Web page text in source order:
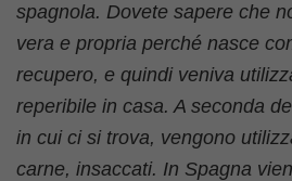
spagnola. Dovete sapere che
vera e propria perché nasce
recupero, e quindi veniva
reperibile in casa. A seconda
in cui ci si trova, vengono
carne, insaccati. In Spagna